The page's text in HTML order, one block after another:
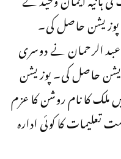
عبد الرحمان نے دوسری
حاصل کی۔ پوزیشن
ملک کا نام روشن کا عزم
تعلیمات کا کوئی ادارہ